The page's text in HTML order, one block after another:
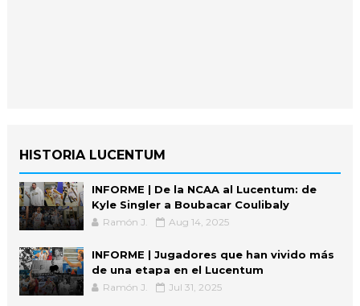
HISTORIA LUCENTUM
INFORME | De la NCAA al Lucentum: de
Kyle Singler a Boubacar Coulibaly
Ramón J. Aug 14, 2025
INFORME | Jugadores que han vivido más
de una etapa en el Lucentum
Ramón J. Jul 31, 2025